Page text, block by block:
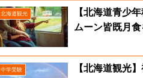
北海道観光
【北海道青少
ムーン皆既月食
中学受験
【北海道観光